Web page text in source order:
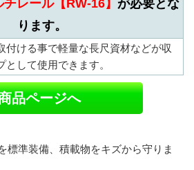
チレール【RW-16】 が必要とな
ります。
付ける事で軽量な長尺資材などが収
して使用できます。
品ページへ
標準装備、積載物をキズから守りま